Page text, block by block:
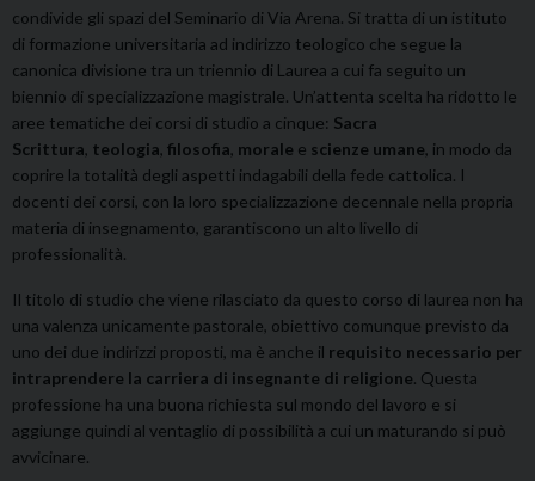
condivide gli spazi del Seminario di Via Arena. Si tratta di un istituto
di formazione universitaria ad indirizzo teologico che segue la
canonica divisione tra un triennio di Laurea a cui fa seguito un
biennio di specializzazione magistrale. Un’attenta scelta ha ridotto le
aree tematiche dei corsi di studio a cinque: Sacra
Scrittura teologia filosofia morale e scienze umane , in modo da
coprire la totalità degli aspetti indagabili della fede cattolica. I
docenti dei corsi, con la loro specializzazione decennale nella propria
materia di insegnamento, garantiscono un alto livello di
professionalità.
Il titolo di studio che viene rilasciato da questo corso di laurea non ha
una valenza unicamente pastorale, obiettivo comunque previsto da
uno dei due indirizzi proposti, ma è anche il requisito necessario per
intraprendere la carriera di insegnante di religione. Questa
professione ha una buona richiesta sul mondo del lavoro e si
aggiunge quindi al ventaglio di possibilità a cui un maturando si può
avvicinare.